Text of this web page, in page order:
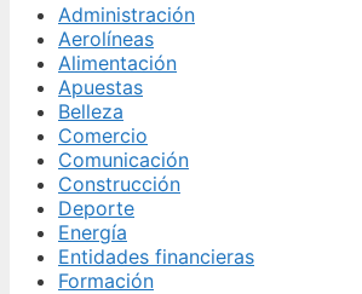
Administración
Aerolíneas
Alimentación
Apuestas
Belleza
Comercio
Comunicación
Construcción
Deporte
Energía
Entidades financieras
Formación